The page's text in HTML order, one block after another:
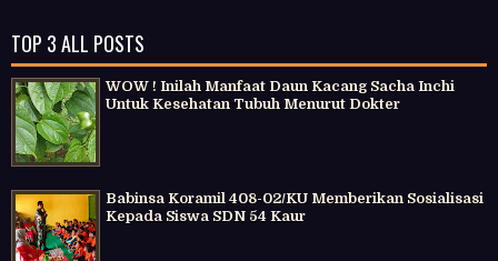
TOP 3 ALL POSTS
WOW ! Inilah Manfaat Daun Kacang Sacha Inchi
Untuk Kesehatan Tubuh Menurut Dokter
Babinsa Koramil 408-02/KU Memberikan Sosialisasi
Kepada Siswa SDN 54 Kaur